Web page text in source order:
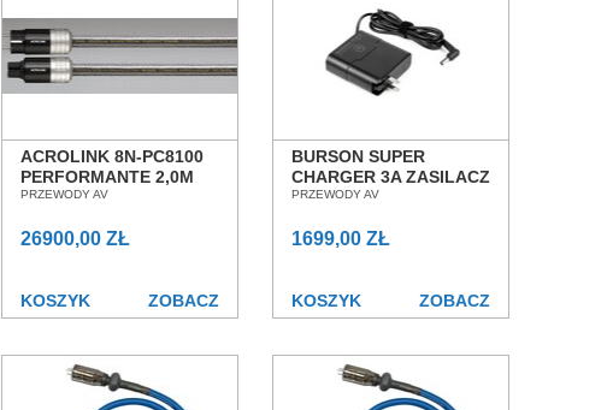
ACROLINK 8N-PC8100
PERFORMANTE 2,0M
KABEL ZASILAJĄCY
WROCŁAW
PRZEWODY AV
26900,00 ZŁ
KOSZYK ZOBACZ
BURSON SUPER
CHARGER 3A ZASILACZ
ZEWNĘTRZNY
POZNAŃ WROCŁAW
PRZEWODY AV
1699,00 ZŁ
KOSZYK ZOBACZ